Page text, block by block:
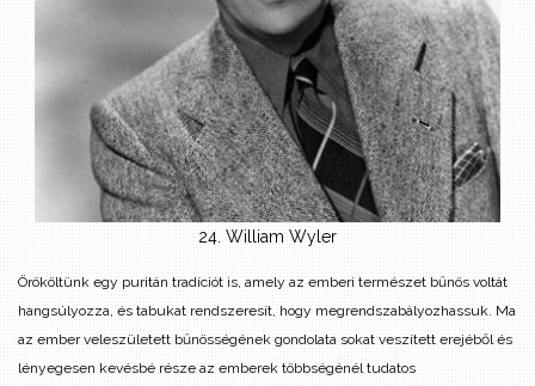
24. William Wyler
Örököltünk egy puritán tradíciót is, amely az emberi természet bűnös voltát
hangsúlyozza, és tabukat rendszeresít, hogy megrendszabályozhassuk. Ma
az ember veleszületett bűnösségének gondolata sokat veszített erejéből és
lényegesen kevésbé része az emberek többségénél tudatos